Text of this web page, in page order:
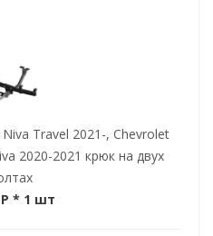
Travel 2021-, Chevrolet
2020-2021 крюк на двух
* 1 шт